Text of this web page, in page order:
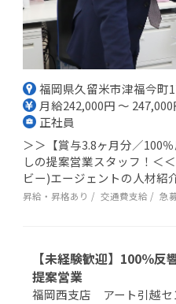
福岡県久留米市津福今町
月給242,000円 ～ 247,000
正社員
＞＞【賞与3.8ヶ月分／100
しの提案営業スタッフ！＜
ビー)エージェントの人材紹
昇給・昇格あり 交通費支給 急
【未経験歓迎】100％
提案営業
福岡西支店 アート引越セ